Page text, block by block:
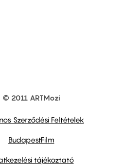
© 2011 ARTMozi
Szerződési Feltételek
BudapestFilm
tájékoztató